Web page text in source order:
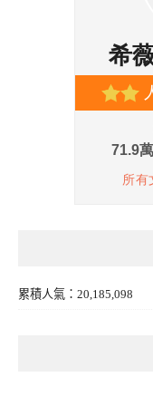
累積人氣：20,185,098